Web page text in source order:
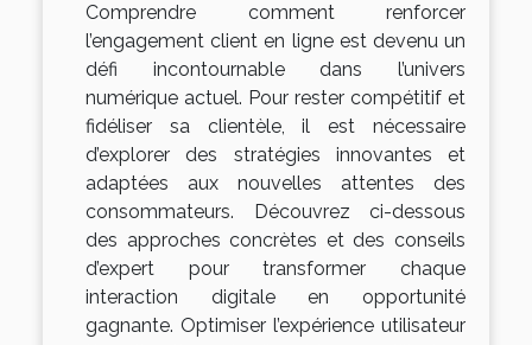
Comprendre comment renforcer
l’engagement client en ligne est devenu un
défi incontournable dans l’univers
numérique actuel. Pour rester compétitif et
fidéliser sa clientèle, il est nécessaire
d’explorer des stratégies innovantes et
adaptées aux nouvelles attentes des
consommateurs. Découvrez ci-dessous
des approches concrètes et des conseils
d’expert pour transformer chaque
interaction digitale en opportunité
gagnante. Optimiser l’expérience utilisateur